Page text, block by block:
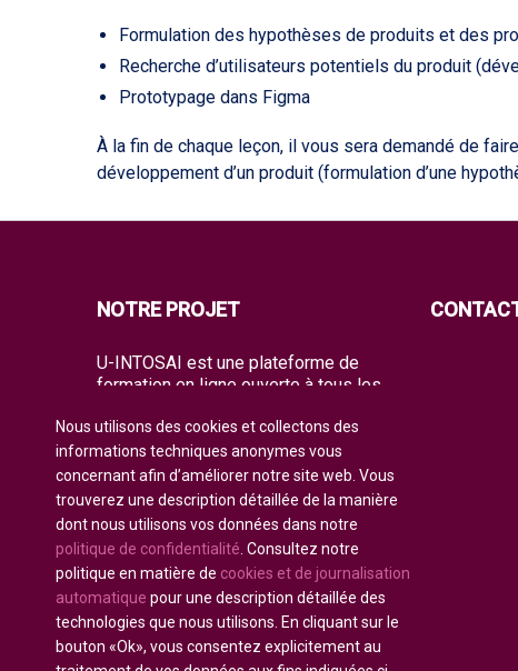
Formulation des hypothèses de produits et des
Recherche d’utilisateurs potentiels du produit
Prototypage dans Figma
À la fin de chaque leçon, il vous sera demandé de
développement d’un produit (formulation d’une
NOTRE PROJET
U-INTOSAI est une plateforme de
formation en ligne ouverte à tous les
un espace unique de partage
d’expériences et de connaissances
avancées.
L’Université offre à l’ensemble de la
communauté mondiale de l’audit à la
fois des formats de formation
classiques et les meilleurs projets de
formation et guides pratiques de
l’INTOSAI. Elle rassemble les
initiatives didactiques existantes pour
former les auditeurs de l’avenir.
Nous utilisons des cookies et collectons des
informations techniques anonymes vous
concernant afin d’améliorer notre site web. Vous
trouverez une description détaillée de la manière
dont nous utilisons vos données dans notre
politique de confidentialité . Consultez notre
politique en matière de cookies et de journalisation
automatique pour une description détaillée des
technologies que nous utilisons. En cliquant sur le
bouton «Ok», vous consentez explicitement au